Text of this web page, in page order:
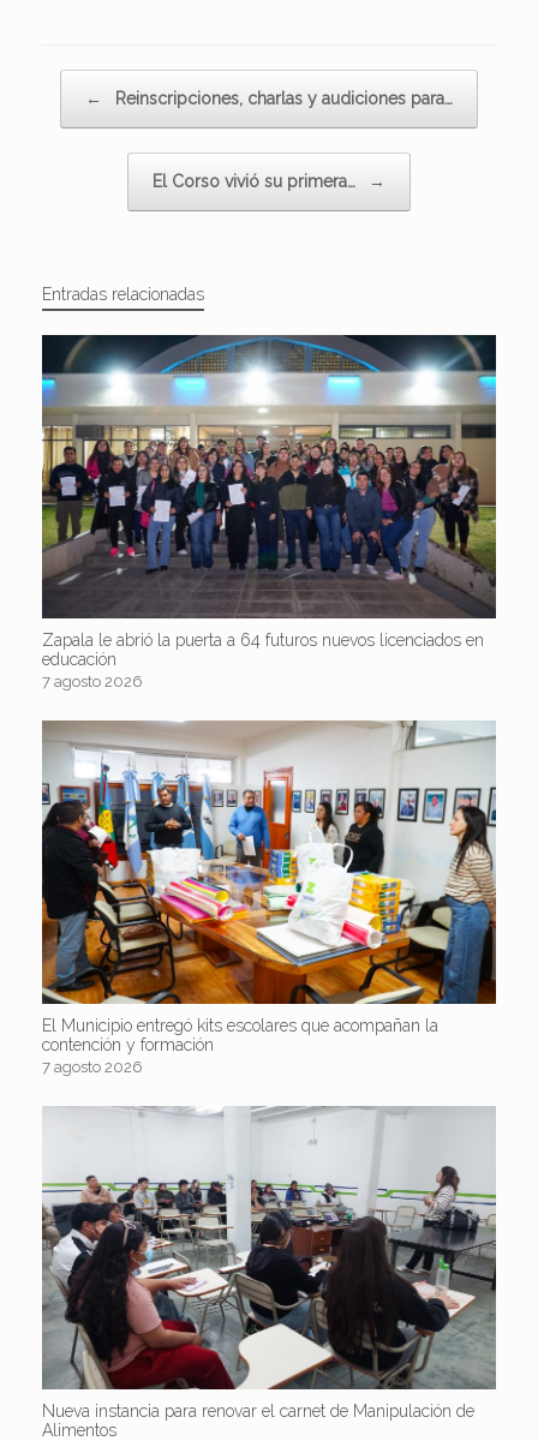
← Reinscripciones, charlas y audiciones para…
El Corso vivió su primera… →
Entradas relacionadas
Zapala le abrió la puerta a 64 futuros nuevos licenciados en
educación
7 agosto 2026
El Municipio entregó kits escolares que acompañan la
contención y formación
7 agosto 2026
Nueva instancia para renovar el carnet de Manipulación de
Alimentos